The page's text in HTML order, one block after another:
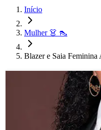
Início
Mulher 👗 👠
Blazer e Saia